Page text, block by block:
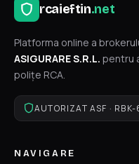
rcaieftin.net
Platforma online a
ASIGURARE S.R.L. pentru
polițe RCA.
AUTORIZAT ASF · RBK-
NAVIGARE